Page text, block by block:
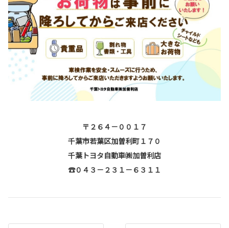
〒２６４－００１７
千葉市若葉区加曽利町１７０
千葉トヨタ自動車㈱加曽利店
☎０４３－２３１－６３１１